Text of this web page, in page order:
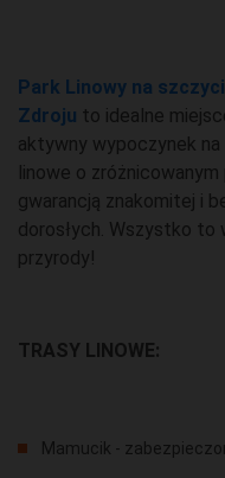
Park Linowy na
Zdroju to idealne
aktywny wypoczynek na
linowe o
gwarancją znakomitej i
dorosłych. Wszystko to
przyrody!
TRASY LINOWE:
Mamucik -